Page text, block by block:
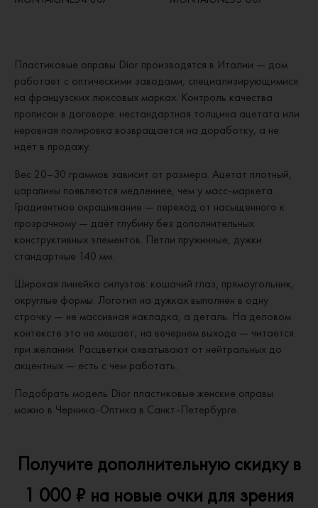
Пластиковые оправы Dior производятся в Италии — дом
работает с оптическими заводами, специализирующимися
на французских люксовых марках. Контроль качества
прописан в договоре: нестандартная толщина ацетата или
неровная полировка возвращается на доработку, а не
идёт в продажу.
Вес 20–30 граммов зависит от размера. Ацетат плотный,
царапины появляются медленнее, чем у масс-маркета.
Градиентное окрашивание — переход от насыщенного к
прозрачному — даёт глубину без дополнительных
конструктивных элементов. Петли пружинные, дужки
стандартные 140 мм.
Широкая линейка силуэтов: кошачий глаз, прямоугольник,
округлые формы. Логотип на дужках выполнен в одну
строчку — не массивная накладка, а деталь. На деловом
контексте это не мешает; на вечернем выходе — читается
при желании. Расцветки охватывают от нейтральных до
акцентных — есть с чем работать.
Подобрать модель Dior пластиковые женские оправы
можно в Черника-Оптика в Санкт-Петербурге.
Получите дополнительную скидку в
1 000 ₽ на новые очки для зрения